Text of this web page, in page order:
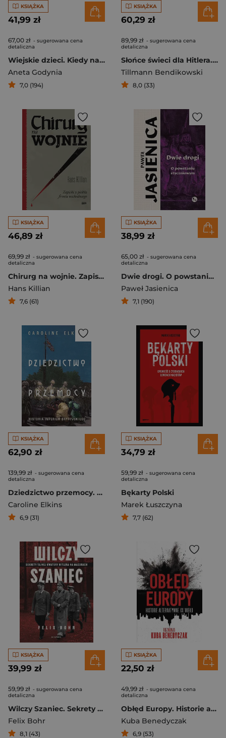
KSIĄŻKA
41,99 zł
67,00 zł - sugerowana cena
detaliczna
Wiejskie dzieci. Kiedy nasi przodkowie byli mali
Aneta Godynia
7,0 (194)
KSIĄŻKA
60,29 zł
89,99 zł - sugerowana cena
detaliczna
Słońce świeci dla Hitlera. Zwyczajne życie w III Rzeszy
Tillmann Bendikowski
8,0 (33)
KSIĄŻKA
46,89 zł
69,99 zł - sugerowana cena
detaliczna
Chirurg na wojnie. Zapiski z piekła frontu wschodniego
Hans Killian
7,6 (61)
KSIĄŻKA
38,99 zł
65,00 zł - sugerowana cena
detaliczna
Dwie drogi. O powstaniu styczniowym
Paweł Jasienica
7,1 (190)
KSIĄŻKA
62,90 zł
139,99 zł - sugerowana cena
detaliczna
Dziedzictwo przemocy. Historia imperium brytyjskiego
Caroline Elkins
6,9 (31)
KSIĄŻKA
34,79 zł
59,99 zł - sugerowana cena
detaliczna
Bękarty Polski
Marek Łuszczyna
7,7 (62)
KSIĄŻKA
39,99 zł
59,99 zł - sugerowana cena
detaliczna
Wilczy Szaniec. Sekrety tajnej kwatery Hitlera na Mazurach
Felix Bohr
8,1 (43)
KSIĄŻKA
22,50 zł
49,99 zł - sugerowana cena
detaliczna
Obłęd Europy. Historie alternatywne XX wieku
Kuba Benedyczak
6,9 (53)